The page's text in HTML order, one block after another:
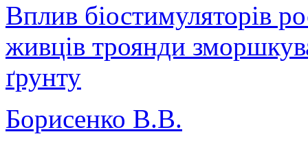
Вплив біостимуляторів
живців троянди
ґрунту
Борисенко В.В.